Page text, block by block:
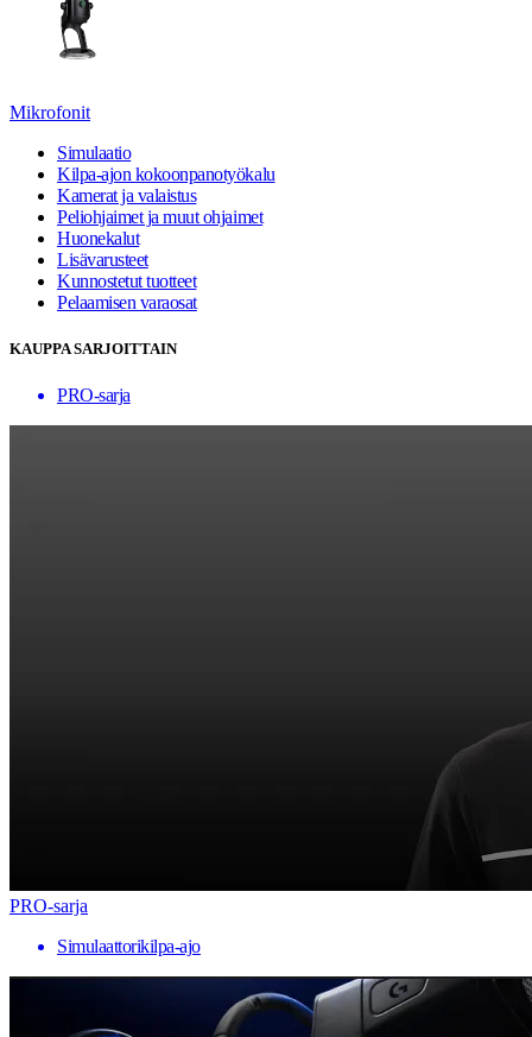
Mikrofonit
Simulaatio
Kilpa-ajon kokoonpanotyökalu
Kamerat ja valaistus
Peliohjaimet ja muut ohjaimet
Huonekalut
Lisävarusteet
Kunnostetut tuotteet
Pelaamisen varaosat
KAUPPA SARJOITTAIN
PRO-sarja
PRO-sarja
Simulaattorikilpa-ajo